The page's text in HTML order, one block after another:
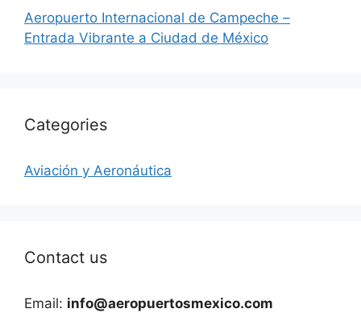
Aeropuerto Internacional de Campeche –
Entrada Vibrante a Ciudad de México
Categories
Aviación y Aeronáutica
Contact us
Email: info@aeropuertosmexico.com